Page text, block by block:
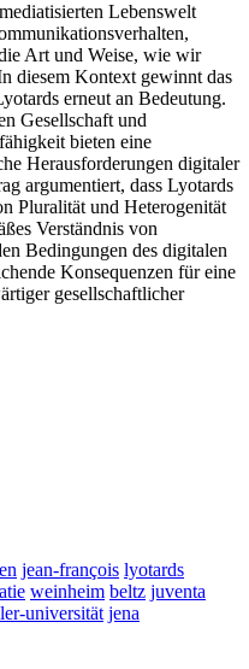
Lebenswelt
Art und Weise, wie wir
diesem Kontext gewinnt das
erneut an Bedeutung.
Gesellschaft und
bieten eine
Herausforderungen digitaler
argumentiert, dass Lyotards
Pluralität und Heterogenität
Verständnis von
Bedingungen des digitalen
Konsequenzen für eine
gesellschaftlicher
jean-françois lyotards
weinheim beltz juventa
universität jena